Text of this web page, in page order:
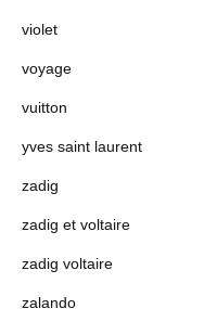
violet
voyage
vuitton
yves saint laurent
zadig
zadig et voltaire
zadig voltaire
zalando